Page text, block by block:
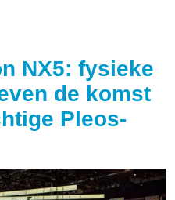
NX5: fysieke
de komst
Pleos-